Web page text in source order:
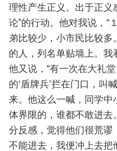
理性产生正义。出于正义
论”的行动。他对我说，“
弟比较少，小市民比较
的人，列名单贴墙上。我
他又说，“有一次在大礼
的‘盾牌兵’拦在门口，叫
来。他这么一喊，同学中
体界限的，谁都不敢进去
分反感，觉得他们很荒谬
不能进去，我便冲上去把